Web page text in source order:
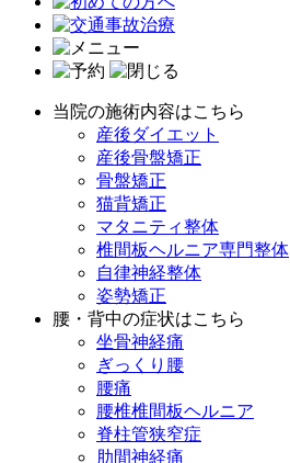
当院の施術内容はこちら
産後ダイエット
産後骨盤矯正
骨盤矯正
猫背矯正
マタニティ整体
椎間板ヘルニア専門整体
自律神経整体
姿勢矯正
腰・背中の症状はこちら
坐骨神経痛
ぎっくり腰
腰痛
腰椎椎間板ヘルニア
脊柱管狭窄症
肋間神経痛